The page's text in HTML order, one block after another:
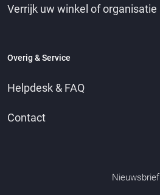
Verrijk uw winkel of organisatie
Overig & Service
Helpdesk & FAQ
Contact
Nieuwsbrief